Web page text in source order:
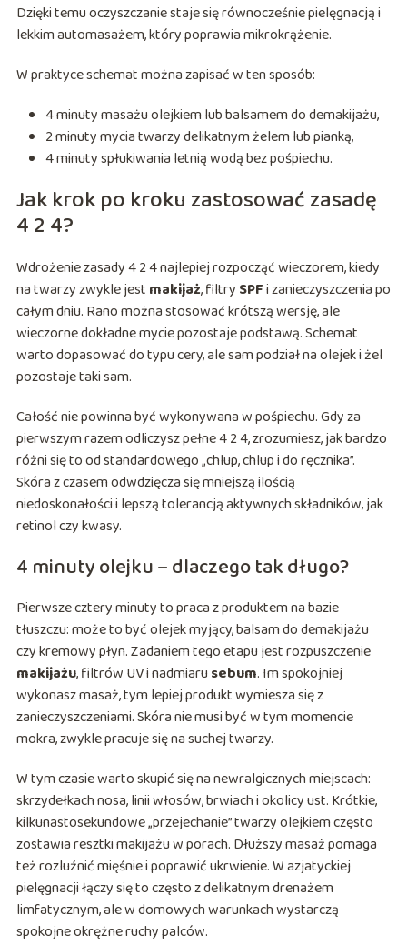
Dzięki temu oczyszczanie staje się równocześnie pielęgnacją i
lekkim automasażem, który poprawia mikrokrążenie.
W praktyce schemat można zapisać w ten sposób:
4 minuty masażu olejkiem lub balsamem do demakijażu,
2 minuty mycia twarzy delikatnym żelem lub pianką,
4 minuty spłukiwania letnią wodą bez pośpiechu.
Jak krok po kroku zastosować zasadę
4 2 4?
Wdrożenie zasady 4 2 4 najlepiej rozpocząć wieczorem, kiedy
na twarzy zwykle jest makijaż, filtry SPFi zanieczyszczenia po
całym dniu. Rano można stosować krótszą wersję, ale
wieczorne dokładne mycie pozostaje podstawą. Schemat
warto dopasować do typu cery, ale sam podział na olejek i żel
pozostaje taki sam.
Całość nie powinna być wykonywana w pośpiechu. Gdy za
pierwszym razem odliczysz pełne 4 2 4, zrozumiesz, jak bardzo
różni się to od standardowego „chlup, chlup i do ręcznika”.
Skóra z czasem odwdzięcza się mniejszą ilością
niedoskonałości i lepszą tolerancją aktywnych składników, jak
retinol czy kwasy.
4 minuty olejku – dlaczego tak długo?
Pierwsze cztery minuty to praca z produktem na bazie
tłuszczu: może to być olejek myjący, balsam do demakijażu
czy kremowy płyn. Zadaniem tego etapu jest rozpuszczenie
makijażu, filtrów UV i nadmiarusebum. Im spokojniej
wykonasz masaż, tym lepiej produkt wymiesza się z
zanieczyszczeniami. Skóra nie musi być w tym momencie
mokra, zwykle pracuje się na suchej twarzy.
W tym czasie warto skupić się na newralgicznych miejscach:
skrzydełkach nosa, linii włosów, brwiach i okolicy ust. Krótkie,
kilkunastosekundowe „przejechanie” twarzy olejkiem często
zostawia resztki makijażu w porach. Dłuższy masaż pomaga
też rozluźnić mięśnie i poprawić ukrwienie. W azjatyckiej
pielęgnacji łączy się to często z delikatnym drenażem
limfatycznym, ale w domowych warunkach wystarczą
spokojne okrężne ruchy palców.